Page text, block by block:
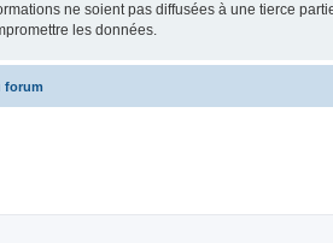
ne soient pas diffusées à une tierce
les données.
forum